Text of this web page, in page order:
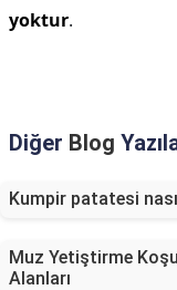
yoktur.
Diğer Blog
Kumpir patatesi
Muz Yetiştirme
Alanları